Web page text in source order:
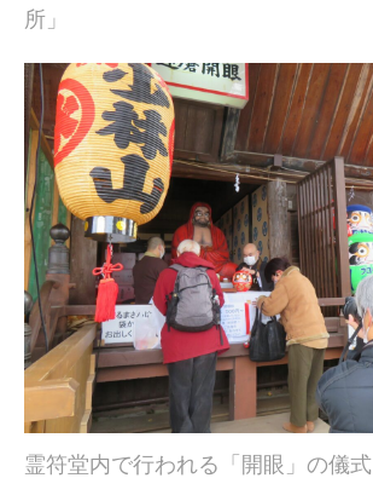
所」
霊符堂内で行われる「開眼」の儀式